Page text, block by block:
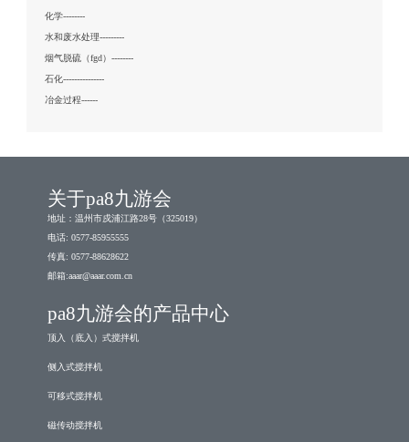
化学--------
水和废水处理---------
烟气脱硫（fgd）--------
石化---------------
冶金过程------
关于pa8九游会
地址：温州市戍浦江路28号（325019）
电话: 0577-85955555
传真: 0577-88628622
邮箱:aaar@aaar.com.cn
pa8九游会的产品中心
顶入（底入）式搅拌机
侧入式搅拌机
可移式搅拌机
磁传动搅拌机